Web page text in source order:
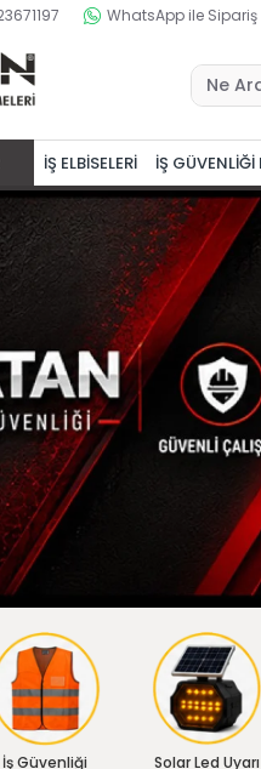
WhatsApp ile Sipariş
İŞ ELBİSELERİ İŞ GÜVENLİĞİ
İş Güvenliği
Solar Led Uyarı